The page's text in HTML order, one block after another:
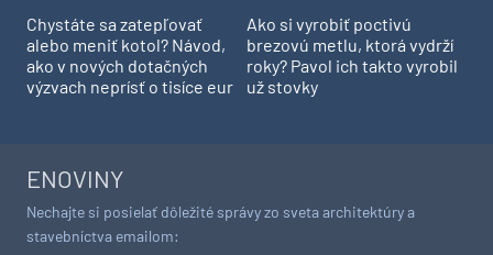
Chystáte sa zatepľovať
alebo meniť kotol? Návod,
ako v nových dotačných
výzvach neprísť o tisíce eur
Ako si vyrobiť poctivú
brezovú metlu, ktorá vydrží
roky? Pavol ich takto vyrobil
už stovky
ENOVINY
Nechajte si posielať dôležité správy zo sveta architektúry a
stavebníctva emailom: